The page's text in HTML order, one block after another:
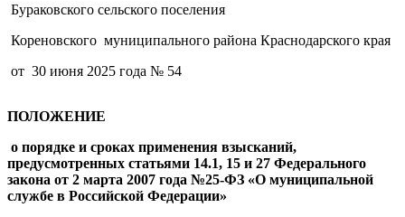
Бураковского сельского поселения
Кореновского муниципального района Краснодарского края
от 30 июня 2025 года № 54
ПОЛОЖЕНИЕ
о порядке и сроках применения взысканий,
предусмотренных статьями 14.1, 15 и 27 Федерального
закона от 2 марта 2007 года №25-ФЗ «О муниципальной
службе в Российской Федерации»